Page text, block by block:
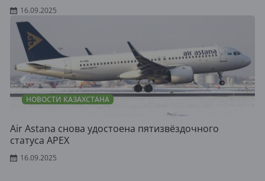
16.09.2025
НОВОСТИ КАЗАХСТАНА
Air Astana снова удостоена пятизвёздочного
статуса APEX
16.09.2025